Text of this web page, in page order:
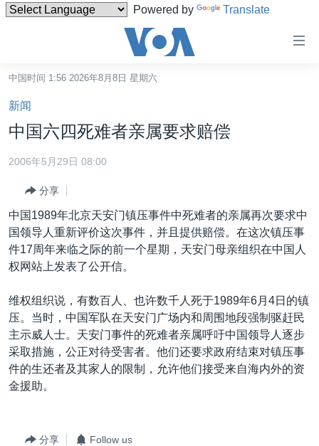
Powered by Translate
碍
链
接
转
跳
航
跳
到
港澳
国际
最新国际新闻
印太
中东
欧洲
非洲
美洲
分类新闻
经济·金融·贸易
人权·法律·宗教
科教·文娱·体健
军事
劳工
美中关系
热点专题
白宫要闻
国会报道
美中关系
VOA视频
VOA今日焦点
中文广播
中国时间 1:56 2026年8月8日 星期六
新闻
中国六四死难者亲属要求赔偿
2006年5月29日 08:00
分享
中国1989年北京天安门镇压事件中死难者的亲属再次要求中
国领导人重新评价这次事件，并且提供赔偿。在这次镇压事
件17周年来临之际的前一个星期，天安门母亲组织在中国人
权网站上发表了公开信。
维权组织说，有数百人、也许数千人死于1989年6月4日的镇
压。当时，中国军队在天安门广场内和周围地段强制驱赶民
主示威人士。天安门事件的死难者亲属呼吁中国领导人逐步
采取措施，公正对待受害者。他们还要求政府结束对镇压事
件的生还者及其家人的限制，允许他们接受来自海内外的资
金援助。
分享 Follow us